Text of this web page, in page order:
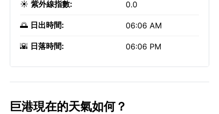
☀️ 紫外線指數: 0.0
🌅 日出時間: 06:06 AM
🌇 日落時間: 06:06 PM
巨港現在的天氣如何？